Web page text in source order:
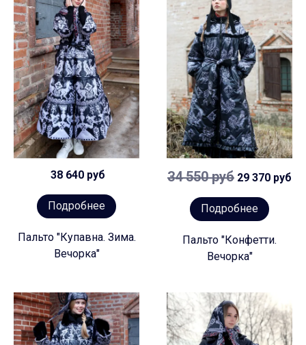
38 640 руб
Подробнее
Пальто "Купавна. Зима.
Вечорка"
34 550 руб 29 370 руб
Подробнее
Пальто "Конфетти.
Вечорка"